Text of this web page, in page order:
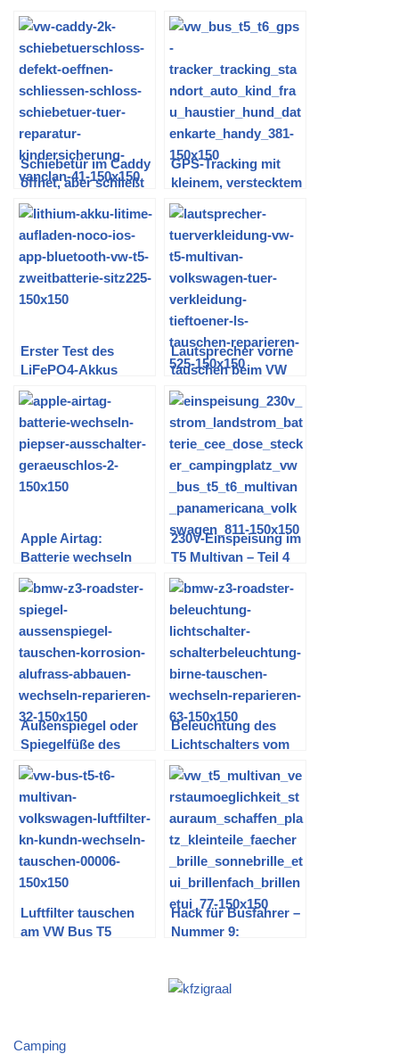
Schiebetür im Caddy
öffnet, aber schließt
nicht mehr
GPS-Tracking mit
kleinem, verstecktem
Tracker (Auto,
Haustier o.ä.) –
Vodafone v-bag
Alcatel MoveTrack
Erster Test des
LiFePO4-Akkus
Lautsprecher vorne
tauschen beim VW
T5 (Türverkleidung
abbauen)
Apple Airtag:
Batterie wechseln
und Piepsen
abstellen
230V-Einspeisung im
T5 Multivan – Teil 4
(Fertigstellung CEE-
Dose im Motorraum)
Außenspiegel oder
Spiegelfüße des
BMW Z3 tauschen
Beleuchtung des
Lichtschalters vom
BMW Z3 Roadster
reparieren / tauschen
Luftfilter tauschen
am VW Bus T5
Hack für Busfahrer –
Nummer 9:
Camping